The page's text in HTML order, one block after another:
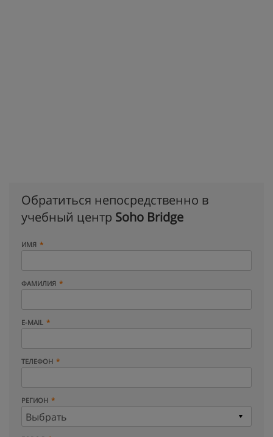
Обратиться непосредственно в
учебный центр Soho Bridge
ИМЯ
ФАМИЛИЯ
E-MAIL
ТЕЛЕФОН
РЕГИОН